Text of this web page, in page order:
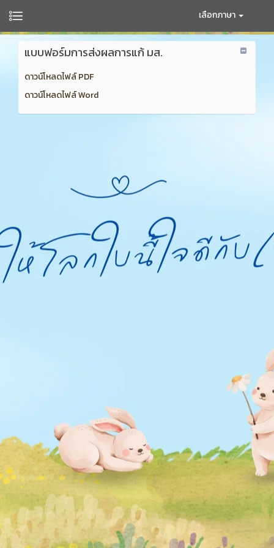
เลือกภาษา
แบบฟอร์มการส่งผลการแก้ มส.
ดาวน์โหลดไฟล์ PDF
ดาวน์โหลดไฟล์ Word